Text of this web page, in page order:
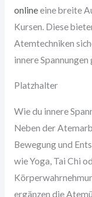
onlineeine breite
Kursen. Diese
Atemtechniken
innere Spannungen
Platzhalter
Wie du innere
Neben der
Bewegung und
wie Yoga, Tai Chi
ergänzen die